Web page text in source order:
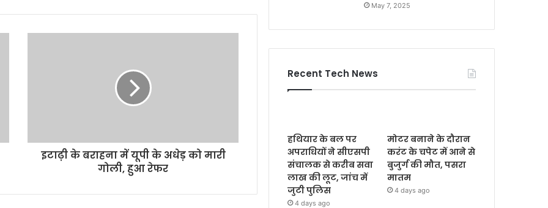
इटाढ़ी के बराहना में यूपी के अधेड़ को मारी
गोली, हुआ रेफर
May 7, 2025
Recent Tech News
हथियार के बल पर
अपराधियों ने सीएसपी
संचालक से करीब सवा
लाख की लूट, जांच में
जुटी पुलिस
4 days ago
मोटर बनाने के दौरान
करंट के चपेट में आने से
बुजुर्ग की मौत, पसरा
मातम
4 days ago